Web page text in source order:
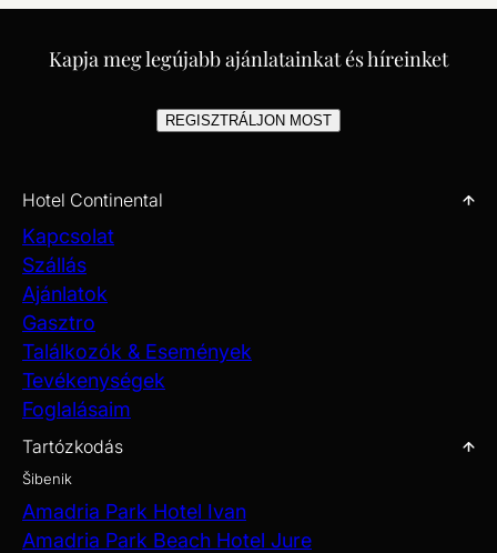
Kapja meg legújabb ajánlatainkat és híreinket
REGISZTRÁLJON MOST
Hotel Continental
Kapcsolat
Szállás
Ajánlatok
Gasztro
Találkozók & Események
Tevékenységek
Foglalásaim
Tartózkodás
Šibenik
Amadria Park Hotel Ivan
Amadria Park Beach Hotel Jure